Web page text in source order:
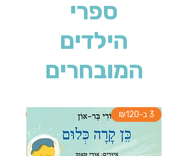
ספרי
הילדים
המובחרים
3 ב-₪120